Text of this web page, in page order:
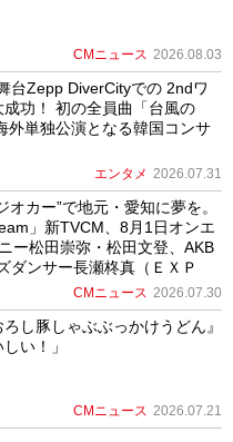
CMニュース 2026.08.03
台Zepp DiverCityでの 2ndワ
功！ 初の全員曲「台風の
外単独公演となる韓国コンサ
エンタメ 2026.07.31
オカー”で地元・愛知に夢を。
」新TVCM、8月1日オンエ
ー松田崇弥・松田文登、AKB
ダンサー長瀬柊真（ＥＸＰ
CMニュース 2026.07.30
し豚しゃぶぶっかけうどん』
い！」
CMニュース 2026.07.21